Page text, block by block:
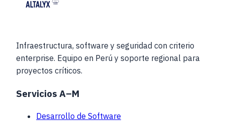
Infraestructura, software y seguridad con criterio
enterprise. Equipo en Perú y soporte regional para
proyectos críticos.
Servicios A–M
Desarrollo de Software